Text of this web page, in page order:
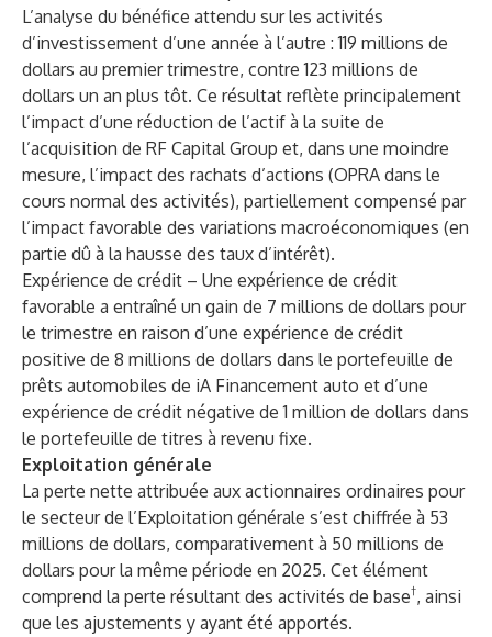
L’analyse du bénéfice attendu sur les activités
d’investissement d’une année à l’autre : 119 millions de
dollars au premier trimestre, contre 123 millions de
dollars un an plus tôt. Ce résultat reflète principalement
l’impact d’une réduction de l’actif à la suite de
l’acquisition de RF Capital Group et, dans une moindre
mesure, l’impact des rachats d’actions (OPRA dans le
cours normal des activités), partiellement compensé par
l’impact favorable des variations macroéconomiques (en
partie dû à la hausse des taux d’intérêt).
Expérience de crédit – Une expérience de crédit
favorable a entraîné un gain de 7 millions de dollars pour
le trimestre en raison d’une expérience de crédit
positive de 8 millions de dollars dans le portefeuille de
prêts automobiles de iA Financement auto et d’une
expérience de crédit négative de 1 million de dollars dans
le portefeuille de titres à revenu fixe.
Exploitation générale
La perte nette attribuée aux actionnaires ordinaires pour
le secteur de l’Exploitation générale s’est chiffrée à 53
millions de dollars, comparativement à 50 millions de
dollars pour la même période en 2025. Cet élément
comprend la perte résultant des activités de base†, ainsi
que les ajustements y ayant été apportés.